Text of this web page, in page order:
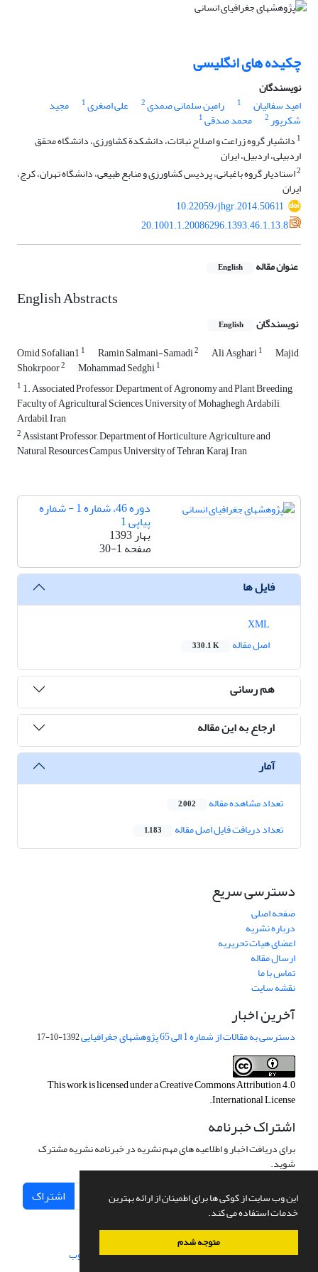
این وب سایت از کوکی ها برای اطمینان از ارائه بهترین
خدمات استفاده می کند.
متوجه شدم
چکیده های انگلیسی
نویسندگان
امید سفالیان
1 رامین سلمانی صمدی2 علی اصغری1 مجید
شکرپور2 محمد صدقی1
1 دانشیار گروه زراعت و اصلاح نباتات، دانشکدة کشاورزی، دانشگاه محقق
اردبیلی، اردبیل، ایران
2استادیار گروه باغبانی، پردیس کشاورزی و منابع طبیعی، دانشگاه تهران، کرج،
ایران
10.22059/jhgr.2014.50611
20.1001.1.20086296.1393.46.1.13.8
عنوان مقاله English
English Abstracts
نویسندگان English
Omid Sofalian1 1 Ramin Salmani-Samadi2 Ali Asghari1 Majid
Shokrpoor2 Mohammad Sedghi1
1 1. Associated Professor, Department of Agronomy and Plant Breeding,
Faculty of Agricultural Sciences, University of Mohaghegh Ardabili,
Ardabil, Iran
2Assistant Professor, Department of Horticulture, Agriculture and
Natural Resources Campus, University of Tehran, Karaj, Iran
دوره 46، شماره 1 - شماره
پیاپی 1
بهار 1393
صفحه30-1
فایل ها
اصل مقاله
330.1 K
هم رسانی
ارجاع به این مقاله
آمار
تعداد مشاهده مقاله 2,002
تعداد دریافت فایل اصل مقاله 1,183
دسترسی سریع
صفحه اصلی
درباره نشریه
اعضای هیات تحریریه
ارسال مقاله
تماس با ما
نقشه سایت
آخرین اخبار
دسترسی به مقالات از شماره 1 الی 65 پژوهشهای جغرافیایی 1392-10-17
This work is licensed under aCreative Commons Attribution 4.0
International License
.
اشتراک خبرنامه
برای دریافت اخبار و اطلاعیه های مهم نشریه در خبرنامه نشریه مشترک
شوید.
اشتراک
سامانه مدیریت نشریات علمی.طراحی و پیاده سازی از سیناوب